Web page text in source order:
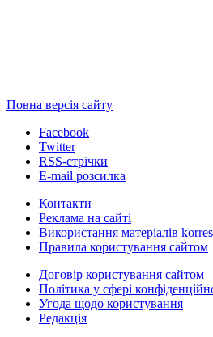
Повна версія сайту
Facebook
Twitter
RSS-стрічки
E-mail розсилка
Контакти
Реклама на сайті
Використання матеріалів
Правила користування сайтом
Договір користування сайтом
Політика у сфері
Угода щодо користування
Редакція